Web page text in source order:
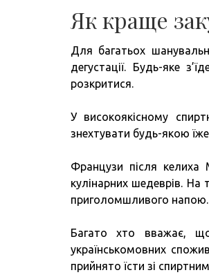
Як краще
Для багатьох
дегустації. Будь-яке
розкритися.
У високоякісному
знехтувати будь-якою
Французи після келиха
кулінарних шедеврів. На
приголомшливого напою.
Багато хто вважає,
українськомовних
прийнято їсти зі